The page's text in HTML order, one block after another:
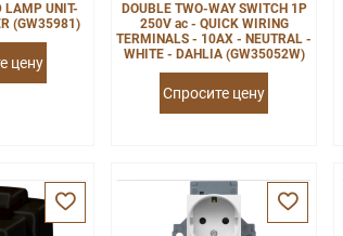
LAMP UNIT-
(GW35981)
цену
DOUBLE TWO-WAY SWITCH 1P
250V ac - QUICK WIRING
TERMINALS - 10AX - NEUTRAL -
WHITE - DAHLIA (GW35052W)
Спросите цену